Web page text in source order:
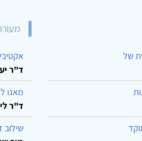
של
ד"ר
מאגו
ד"ר